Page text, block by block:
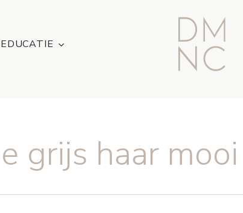
EDUCATIE
grijs haar mooi